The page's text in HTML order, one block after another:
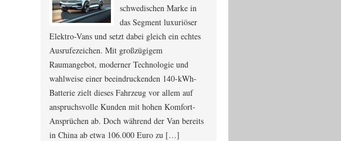
schwedischen Marke in
das Segment luxuriöser
Elektro-Vans und setzt dabei gleich ein echtes
Ausrufezeichen. Mit großzügigem
Raumangebot, moderner Technologie und
wahlweise einer beeindruckenden 140-kWh-
Batterie zielt dieses Fahrzeug vor allem auf
anspruchsvolle Kunden mit hohen Komfort-
Ansprüchen ab. Doch während der Van bereits
in China ab etwa 106.000 Euro zu […]